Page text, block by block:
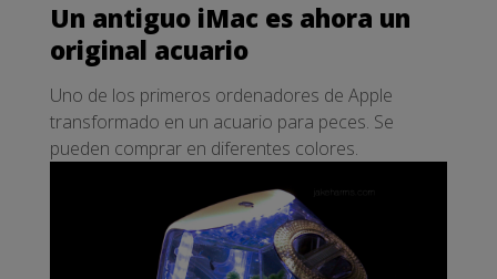
Un antiguo iMac es ahora un
original acuario
Uno de los primeros ordenadores de Apple
transformado en un acuario para peces. Se
pueden comprar en diferentes colores.